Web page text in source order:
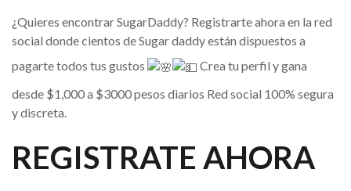
¿Quieres encontrar SugarDaddy? Registrarte ahora en la red
social donde cientos de Sugar daddy están dispuestos a
pagarte todos tus gustos
Crea tu perfil y gana
desde $1,000 a $3000 pesos diarios Red social 100% segura
y discreta.
REGISTRATE AHORA